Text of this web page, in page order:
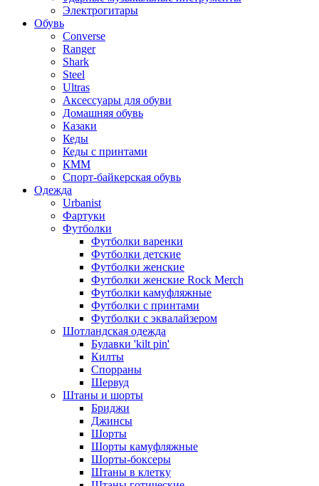
Электрогитары
Обувь
Converse
Ranger
Shark
Steel
Ultras
Аксессуары для обуви
Домашняя обувь
Казаки
Кеды
Кеды с принтами
КММ
Спорт-байкерская обувь
Одежда
Urbanist
Фартуки
Футболки
Футболки варенки
Футболки детские
Футболки женские
Футболки женские Rock Merch
Футболки камуфляжные
Футболки с принтами
Футболки с эквалайзером
Шотландская одежда
Булавки 'kilt pin'
Килты
Спорраны
Шервуд
Штаны и шорты
Бриджи
Джинсы
Шорты
Шорты камуфляжные
Шорты-боксеры
Штаны в клетку